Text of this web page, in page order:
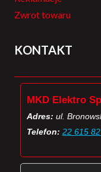
Zwrot towaru
KONTAKT
MKD Elektro
Adres: ul.
Telefon: 22 615